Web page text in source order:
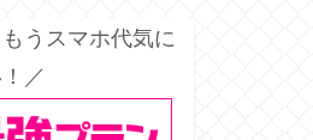
うスマホ代気に
／